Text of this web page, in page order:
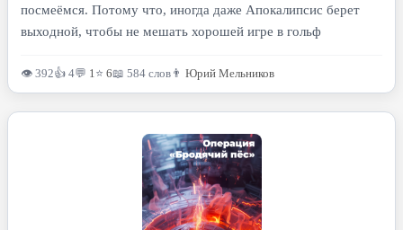
посмеёмся. Потому что, иногда даже Апокалипсис берет
выходной, чтобы не мешать хорошей игре в гольф
👁 392👍 4💬 1⭐ 6📖 584 слов 👨 Юрий Мельников